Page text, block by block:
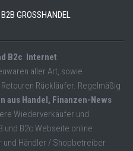
GROSSHANDEL
B2c Internet
aller Art, sowie
Rückläufer. Regelmäßig
aus Handel, Finanzen-News
Wiederverkäufer und
und B2c Webseite online
Händler / Shopbetreiber